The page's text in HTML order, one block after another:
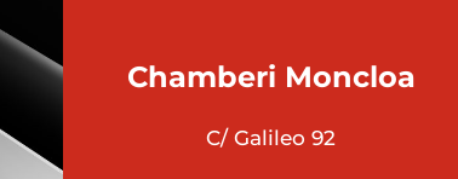
Chamberi Moncloa
C/ Galileo 92